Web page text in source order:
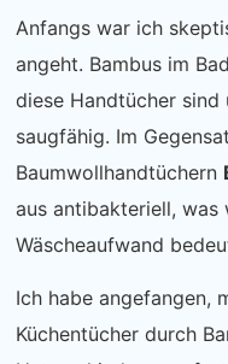
Anfangs war ich
angeht. Bambus im
diese Handtücher sind
saugfähig. Im
Baumwollhandtüchern
aus antibakteriell, was
Wäscheaufwand
Ich habe angefangen,
Küchentücher durch